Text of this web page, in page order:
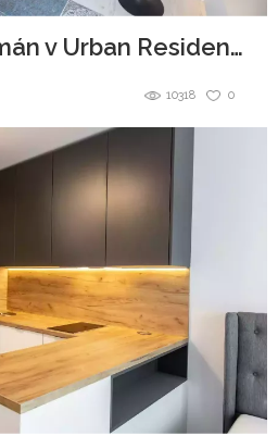
Moderný apartmán v Urban Residence, Bratislava
0
10318